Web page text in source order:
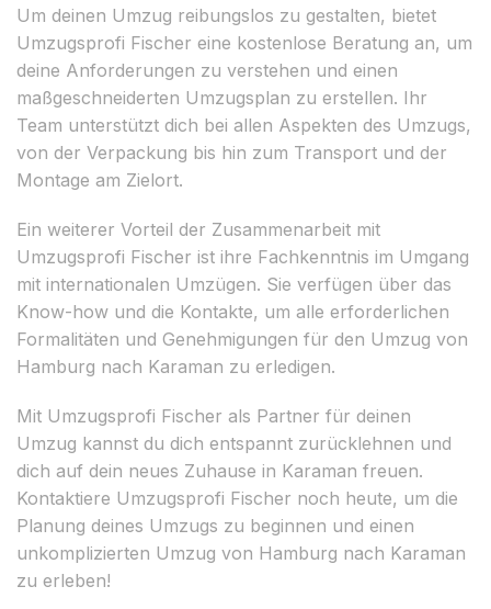
Um deinen Umzug reibungslos zu gestalten, bietet
Umzugsprofi Fischer eine kostenlose Beratung an, um
deine Anforderungen zu verstehen und einen
maßgeschneiderten Umzugsplan zu erstellen. Ihr
Team unterstützt dich bei allen Aspekten des Umzugs,
von der Verpackung bis hin zum Transport und der
Montage am Zielort.
Ein weiterer Vorteil der Zusammenarbeit mit
Umzugsprofi Fischer ist ihre Fachkenntnis im Umgang
mit internationalen Umzügen. Sie verfügen über das
Know-how und die Kontakte, um alle erforderlichen
Formalitäten und Genehmigungen für den Umzug von
Hamburg nach Karaman zu erledigen.
Mit Umzugsprofi Fischer als Partner für deinen
Umzug kannst du dich entspannt zurücklehnen und
dich auf dein neues Zuhause in Karaman freuen.
Kontaktiere Umzugsprofi Fischer noch heute, um die
Planung deines Umzugs zu beginnen und einen
unkomplizierten Umzug von Hamburg nach Karaman
zu erleben!